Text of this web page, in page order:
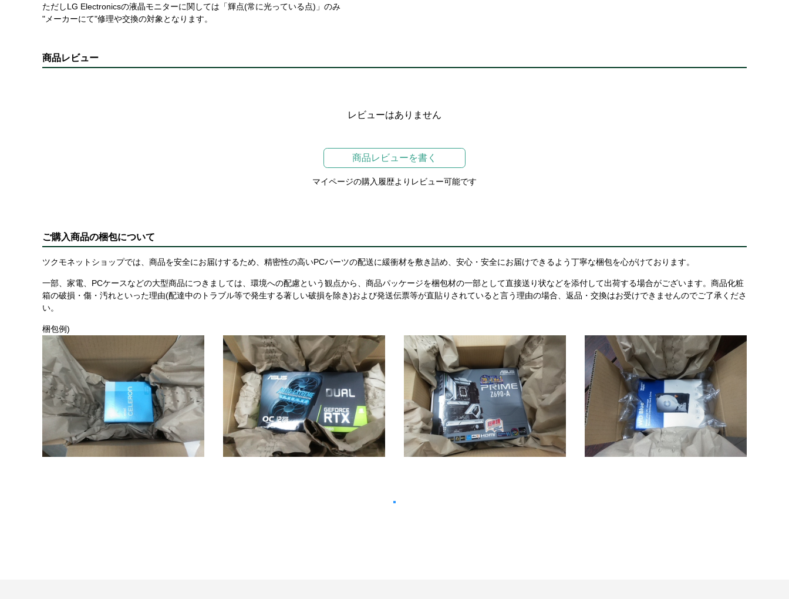
ただしLG Electronicsの液晶モニターに関しては「輝点(常に光っている点)」のみ
"メーカーにて"修理や交換の対象となります。
商品レビュー
レビューはありません
商品レビューを書く
マイページの購入履歴よりレビュー可能です
ご購入商品の梱包について
ツクモネットショップでは、商品を安全にお届けするため、精密性の高いPCパーツの配送に緩衝材を敷き詰め、安心・安全にお届けできるよう丁寧な梱包を心がけております。
一部、家電、PCケースなどの大型商品につきましては、環境への配慮という観点から、商品パッケージを梱包材の一部として直接送り状などを添付して出荷する場合がございます。商品化粧
箱の破損・傷・汚れといった理由(配達中のトラブル等で発生する著しい破損を除き)および発送伝票等が直貼りされていると言う理由の場合、返品・交換はお受けできませんのでご了承くださ
い。
梱包例)